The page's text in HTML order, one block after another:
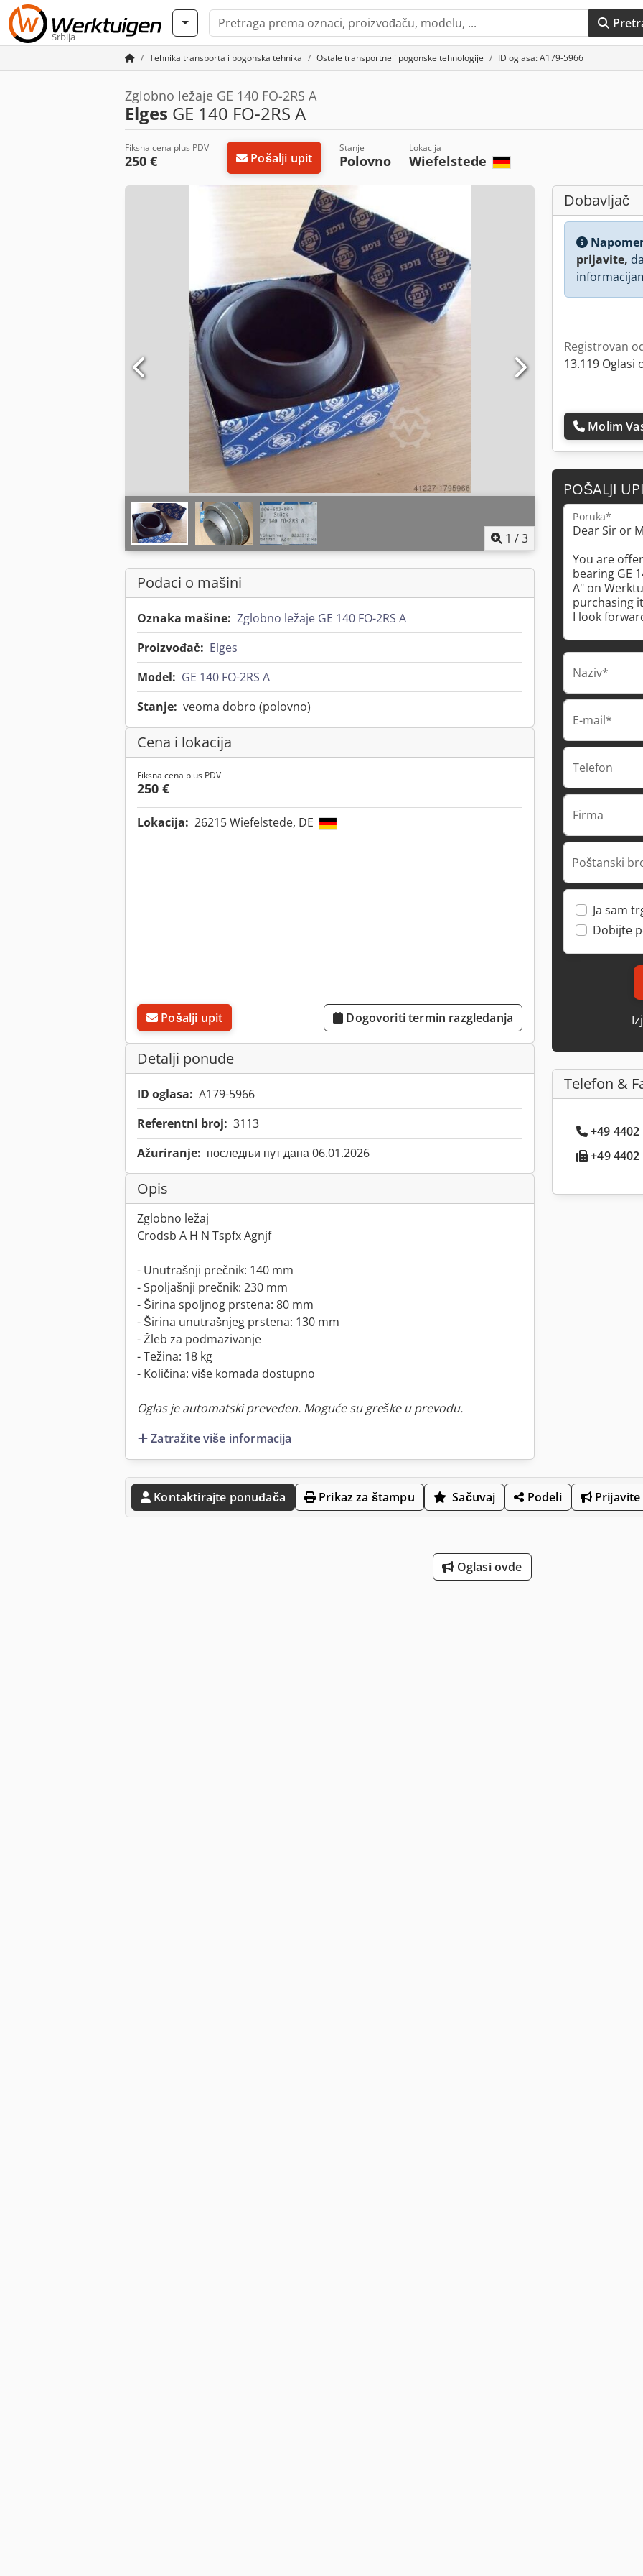
Srbija
Tehnika transporta i pogonska tehnika Ostale transportne i pogonske tehnologije ID oglasa: A179-5966
Zglobno ležaje GE 140 FO-2RS A
Elges GE 140 FO-2RS A
Fiksna cena plus PDV
250 € Pošalji upit
Stanje
Polovno
Lokacija
Wiefelstede
1 /3
Podaci o mašini
Oznaka mašine: Zglobno ležaje GE 140 FO-2RS A
Proizvođač: Elges
Model: GE 140 FO-2RS A
Stanje: veoma dobro (polovno)
Cena i lokacija
Fiksna cena plus PDV
250 €
Lokacija: 26215 Wiefelstede, DE
Pošalji upit Dogovoriti termin razgledanja
Detalji ponude
ID oglasa: A179-5966
Referentni broj: 3113
Ažuriranje: последњи пут дана 06.01.2026
Opis
Zglobno ležaj
Crodsb A H N Tspfx Agnjf
- Unutrašnji prečnik: 140 mm
- Spoljašnji prečnik: 230 mm
- Širina spoljnog prstena: 80 mm
- Širina unutrašnjeg prstena: 130 mm
- Žleb za podmazivanje
- Težina: 18 kg
- Količina: više komada dostupno
Oglas je automatski preveden. Moguće su greške u prevodu.
Zatražite više informacija
Dobavljač
prijavite,
Registrovan
13.119 Oglasi
Molim
POŠALJI
Poruka*
Naziv*
E-mail*
Telefon
Firma
Poštanski
Ja sam
Dobijte
Telefon &
+49
+49
Kontaktirajte ponuđača Prikaz za štampu Sačuvaj Podeli Prijavite
Oglasi ovde